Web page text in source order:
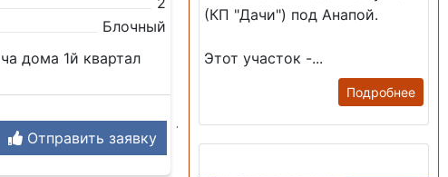
Блочный
дома 1й квартал
Отправить заявку
(КП "Дачи") под Анапой.
Этот участок -...
Подробнее